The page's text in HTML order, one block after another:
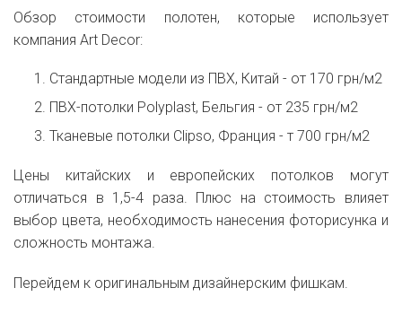
Обзор стоимости полотен, которые использует
компания Art Decor:
Стандартные модели из ПВХ, Китай - от 170 грн/м2
ПВХ-потолки Polyplast, Бельгия - от 235 грн/м2
Тканевые потолки Clipso, Франция - т 700 грн/м2
Цены китайских и европейских потолков могут
отличаться в 1,5-4 раза. Плюс на стоимость влияет
выбор цвета, необходимость нанесения фоторисунка и
сложность монтажа.
Перейдем к оригинальным дизайнерским фишкам.